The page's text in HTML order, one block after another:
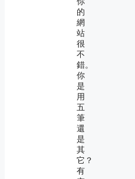
的
網
站
很
不
錯。
你
是
用
五
筆
還
是
其
它？
有